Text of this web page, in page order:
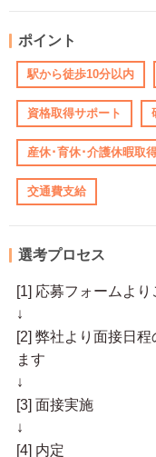
ポイント
駅から徒歩10分以内
資格取得サポート
産休･育休･介護休暇取
交通費支給
選考プロセス
[1] 応募フォームよ
↓
[2] 弊社より面接日
ます
↓
[3] 面接実施
↓
[4] 内定